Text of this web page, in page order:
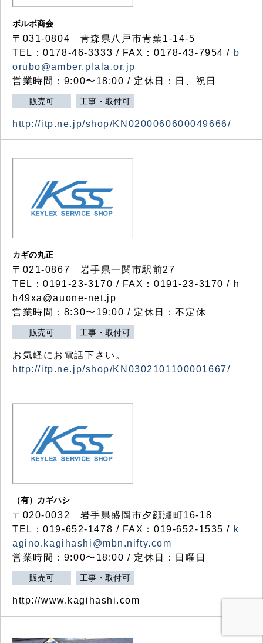
ボルボ商会
〒031-0804 青森県八戸市青葉1-14-5
TEL：0178-46-3333 / FAX：0178-43-7954 / b
orubo@amber.plala.or.jp
営業時間：9:00〜18:00 / 定休日：日、祝日
販売可 工事・取付可
http://itp.ne.jp/shop/KN0200060600049666/
カギの丸正
〒021-0867 岩手県一関市駅前27
TEL：0191-23-3170 / FAX：0191-23-3170 / h
h49xa@auone-net.jp
営業時間：8:30〜19:00 / 定休日：不定休
販売可 工事・取付可
お気軽にお電話下さい。
http://itp.ne.jp/shop/KN0302101100001667/
（有）カギハシ
〒020-0032 岩手県盛岡市夕顔瀬町16-18
TEL：019-652-1478 / FAX：019-652-1535 / k
agino.kagihashi@mbn.nifty.com
営業時間：9:00〜18:00 / 定休日：日曜日
販売可 工事・取付可
http://www.kagihashi.com